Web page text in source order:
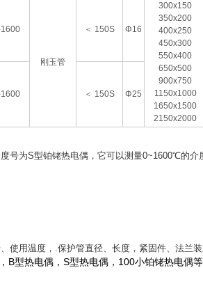
刚玉管
＜ 150S Φ16
300x150
350x200
400x250
450x300
550x400
650x500
900x750
1150x1000
1650x1500
2150x2000
＜ 150S Φ25
号为S型铂铑热电偶，它可以测量0~1600℃的介
使用温度， .保护管直径、长度，紧固件、法兰装
B型热电偶， S型热电偶， 100小铂铑热电偶